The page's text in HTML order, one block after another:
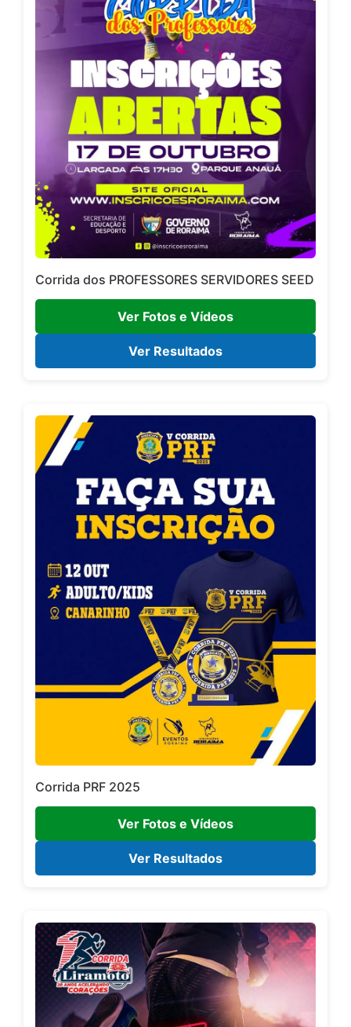
Corrida dos PROFESSORES SERVIDORES SEED
Ver Fotos e Vídeos
Ver Resultados
Corrida PRF 2025
Ver Fotos e Vídeos
Ver Resultados